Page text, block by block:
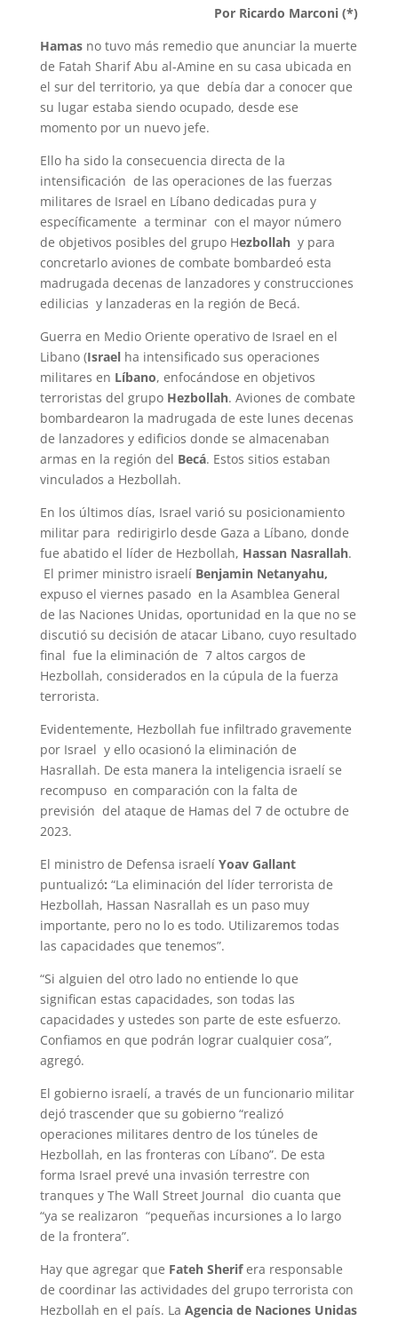
p
p
a
m
r
e
s
t
o
k
Por Ricardo Marconi (*)
Hamasno tuvo más remedio que anunciar la muerte
de Fatah Sharif Abu al-Amine en su casa ubicada en
el sur del territorio, ya que debía dar a conocer que
su lugar estaba siendo ocupado, desde ese
momento por un nuevo jefe.
Ello ha sido la consecuencia directa de la
intensificación de las operaciones de las fuerzas
militares de Israel en Líbano dedicadas pura y
específicamente a terminar con el mayor número
de objetivos posibles del grupo Hezbollah y para
concretarlo aviones de combate bombardeó esta
madrugada decenas de lanzadores y construcciones
edilicias y lanzaderas en la región de Becá.
Guerra en Medio Oriente operativo de Israel en el
Libano (Israelha intensificado sus operaciones
militares en Líbano, enfocándose en objetivos
terroristas del grupo Hezbollah. Aviones de combate
bombardearon la madrugada de este lunes decenas
de lanzadores y edificios donde se almacenaban
armas en la región del Becá. Estos sitios estaban
vinculados a Hezbollah.
En los últimos días, Israel varió su posicionamiento
militar para redirigirlo desde Gaza a Líbano, donde
fue abatido el líder de Hezbollah, Hassan Nasrallah.
El primer ministro israelí Benjamin Netanyahu,
expuso el viernes pasado en la Asamblea General
de las Naciones Unidas, oportunidad en la que no se
discutió su decisión de atacar Libano, cuyo resultado
final fue la eliminación de 7 altos cargos de
Hezbollah, considerados en la cúpula de la fuerza
terrorista.
Evidentemente, Hezbollah fue infiltrado gravemente
por Israel y ello ocasionó la eliminación de
Hasrallah. De esta manera la inteligencia israelí se
recompuso en comparación con la falta de
previsión del ataque de Hamas del 7 de octubre de
2023.
El ministro de Defensa israelí Yoav Gallant
puntualizó: “La eliminación del líder terrorista de
Hezbollah, Hassan Nasrallah es un paso muy
importante, pero no lo es todo. Utilizaremos todas
las capacidades que tenemos”.
“Si alguien del otro lado no entiende lo que
significan estas capacidades, son todas las
capacidades y ustedes son parte de este esfuerzo.
Confiamos en que podrán lograr cualquier cosa”,
agregó.
El gobierno israelí, a través de un funcionario militar
dejó trascender que su gobierno “realizó
operaciones militares dentro de los túneles de
Hezbollah, en las fronteras con Líbano”. De esta
forma Israel prevé una invasión terrestre con
tranques y The Wall Street Journal dio cuanta que
“ya se realizaron “pequeñas incursiones a lo largo
de la frontera”.
Hay que agregar que Fateh Sherifera responsable
de coordinar las actividades del grupo terrorista con
Hezbollah en el país. La Agencia de Naciones Unidas